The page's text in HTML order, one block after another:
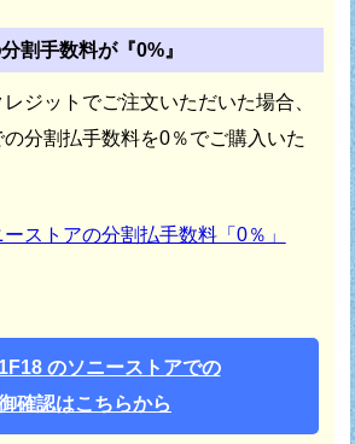
割手数料が『0%』
ジットでご注文いただいた場合、
分割払手数料を0％でご購入いた
ーストアの分割払手数料「0％」
のソニーストアでの
確認はこちらから